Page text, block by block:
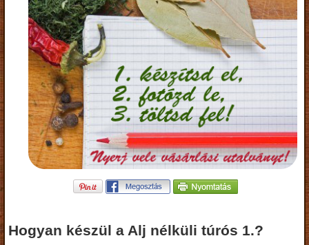
Hogyan készül a Alj nélküli túrós 1.?